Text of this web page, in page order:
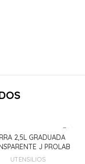
2,5L GRADUADA
J PROLAB
UTENSILIOS